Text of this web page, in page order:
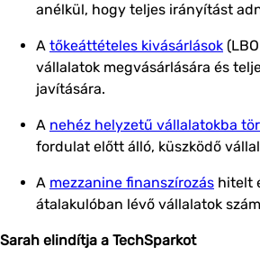
anélkül, hogy teljes irányítást
A tőkeáttételes kivásárlások
vállalatok megvásárlására és
javítására.
A nehéz helyzetű vállalatokba
fordulat előtt álló, küszködő
A mezzanine finanszírozás hitelt
átalakulóban lévő vállalatok
Sarah elindítja a TechSparkot